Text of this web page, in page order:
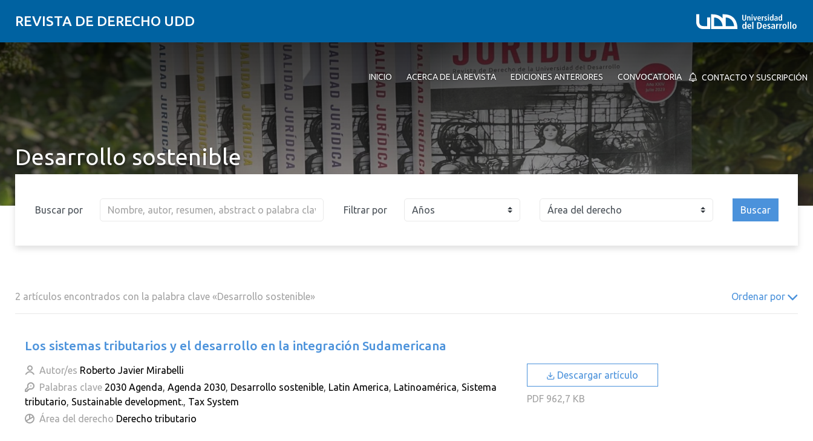
REVISTA DE DERECHO UDD
INICIO ACERCA DE LA REVISTA EDICIONES ANTERIORES CONVOCATORIA CONTACTO Y SUSCRIPCIÓN
Desarrollo sostenible
Buscar por Filtrar por Años
2006 2005 2004 2003
2002 2001
Buscar
2 artículos encontrados con la palabra clave «Desarrollo sostenible» Ordenar por
Los sistemas tributarios y el desarrollo en la integración Sudamericana
Autor/es Roberto Javier Mirabelli
Palabras clave 2030 Agenda, Agenda 2030, Desarrollo sostenible, Latin America, Latinoamérica, Sistema
tributario, Sustainable development., Tax System
Área del derecho Derecho tributario
Descargar artículo
PDF962,7 KB